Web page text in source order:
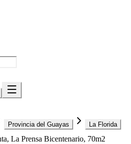
Provincia del Guayas La Florida
La Prensa Bicentenario, 70m2